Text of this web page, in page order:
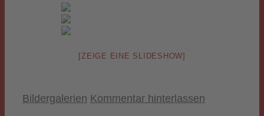
[ZEIGE EINE SLIDESHOW]
Kategorien
Bildergalerien Kommentar hinterlassen